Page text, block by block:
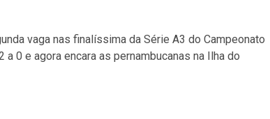
vaga nas finalíssima da Série A3 do Campeonato
0 e agora encara as pernambucanas na Ilha do